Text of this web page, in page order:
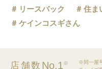
リースバック
住ま
ケインコスギさん
店舗数 No.1※
※同一屋